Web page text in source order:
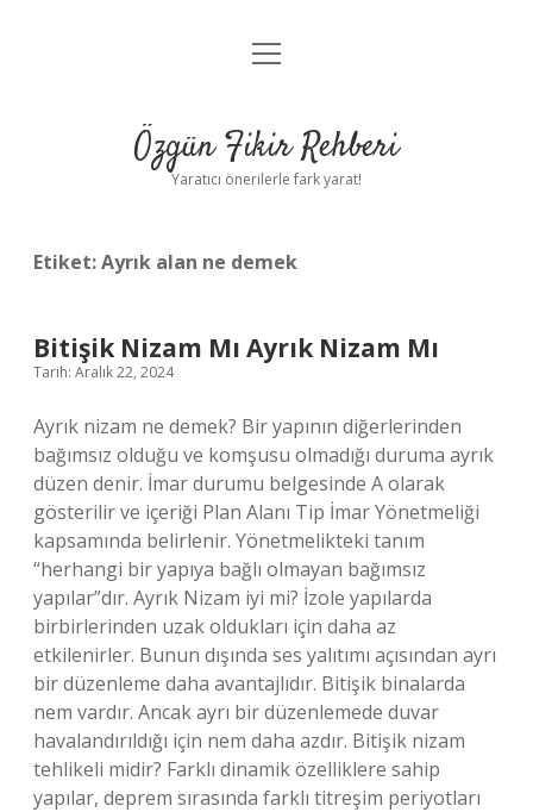
Gizlilik Politikası
Yasal Uyarı
menüyü
Özgün Fikir Rehberi
Yaratıcı önerilerle fark yarat!
Etiket:Ayrık alan ne demek
Bitişik Nizam Mı Ayrık Nizam Mı
Tarih: Aralık 22, 2024
Ayrık nizam ne demek? Bir yapının diğerlerinden
bağımsız olduğu ve komşusu olmadığı duruma ayrık
düzen denir. İmar durumu belgesinde A olarak
gösterilir ve içeriği Plan Alanı Tip İmar Yönetmeliği
kapsamında belirlenir. Yönetmelikteki tanım
“herhangi bir yapıya bağlı olmayan bağımsız
yapılar”dır. Ayrık Nizam iyi mi? İzole yapılarda
birbirlerinden uzak oldukları için daha az
etkilenirler. Bunun dışında ses yalıtımı açısından ayrı
bir düzenleme daha avantajlıdır. Bitişik binalarda
nem vardır. Ancak ayrı bir düzenlemede duvar
havalandırıldığı için nem daha azdır. Bitişik nizam
tehlikeli midir? Farklı dinamik özelliklere sahip
yapılar, deprem sırasında farklı titreşim periyotları